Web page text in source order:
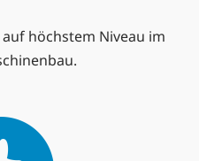
höchstem Niveau im